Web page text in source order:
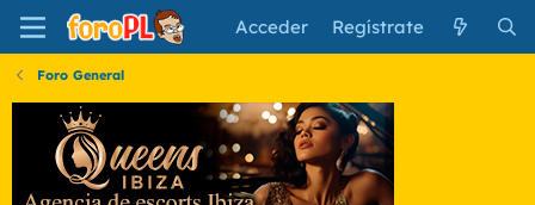
Acceder Regístrate
Foro General